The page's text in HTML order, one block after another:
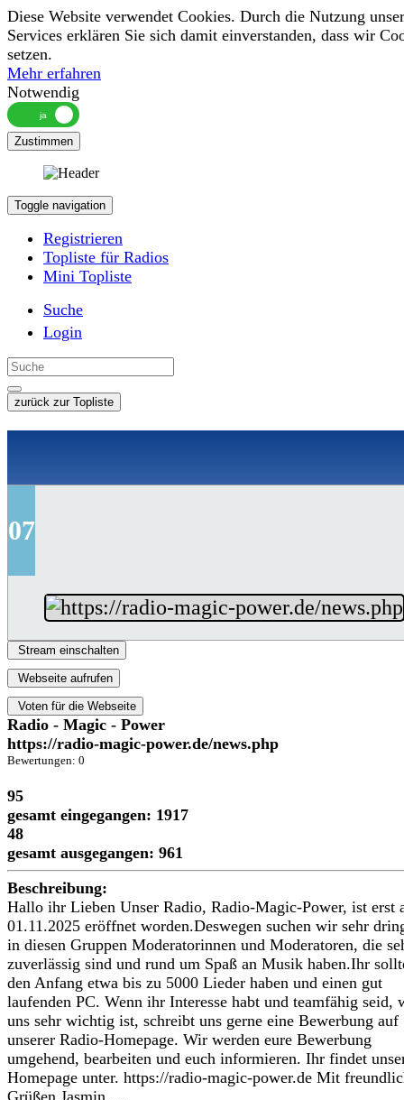
Diese Website verwendet Cookies. Durch die Nutzung
Services erklären Sie sich damit einverstanden, dass wir
setzen.
Mehr erfahren
Notwendig
Zustimmen
Toggle navigation
Registrieren
Topliste für Radios
Mini Topliste
Suche
Login
zurück zur Topliste
07
Stream einschalten
Webseite aufrufen
Voten für die Webseite
Radio - Magic - Power
https://radio-magic-power.de/news.php
Bewertungen: 0
95
gesamt eingegangen: 1917
48
gesamt ausgegangen: 961
Beschreibung:
Hallo ihr Lieben Unser Radio, Radio-Magic-Power, ist erst
01.11.2025 eröffnet worden.Deswegen suchen wir sehr
in diesen Gruppen Moderatorinnen und Moderatoren, die
zuverlässig sind und rund um Spaß an Musik haben.Ihr
den Anfang etwa bis zu 5000 Lieder haben und einen gut
laufenden PC. Wenn ihr Interesse habt und teamfähig seid,
uns sehr wichtig ist, schreibt uns gerne eine Bewerbung auf
unserer Radio-Homepage. Wir werden eure Bewerbung
umgehend, bearbeiten und euch informieren. Ihr findet
Homepage unter. https://radio-magic-power.de Mit
Grüßen Jasmin …